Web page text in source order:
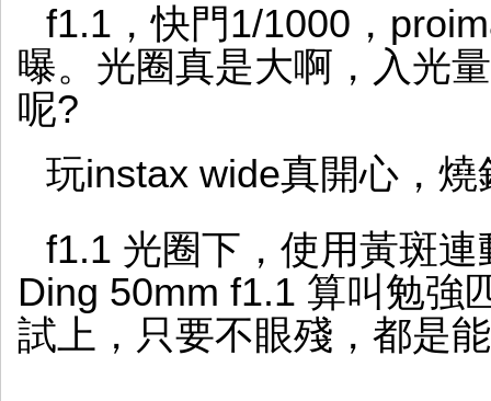
f1.1，快門1/1000，
曝。光圈真是大啊，入光
呢?
玩instax wide真開心，燒
f1.1 光圈下，使用黃斑
Ding 50mm f1.1 算叫勉強
試上，只要不眼殘，都是